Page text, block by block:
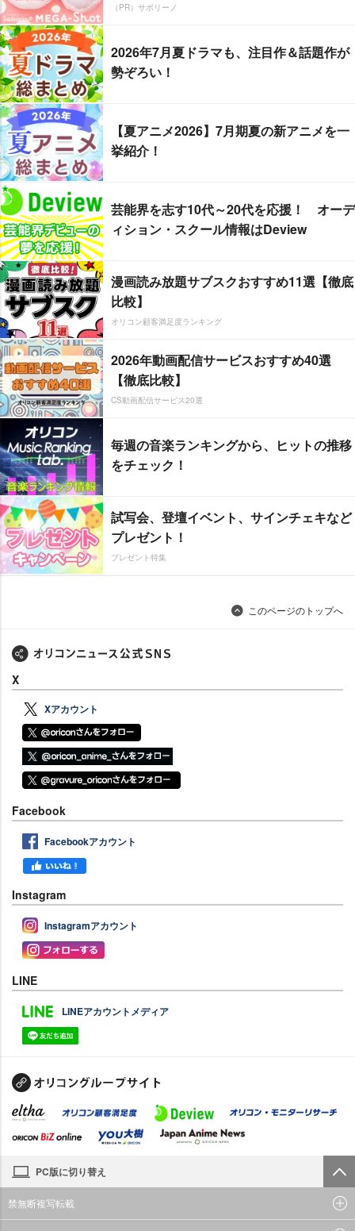
（PR）サボリーノ
2026年7月夏ドラマも、注目作＆話題作が
勢ぞろい！
【夏アニメ2026】7月期夏の新アニメを一
挙紹介！
芸能界を志す10代～20代を応援！ オーデ
ィション・スクール情報はDeview
漫画読み放題サブスクおすすめ11選【徹底
比較】
オリコン顧客満足度ランキング
2026年動画配信サービスおすすめ40選
【徹底比較】
CS動画配信サービス20選
毎週の音楽ランキングから、ヒットの推移
をチェック！
試写会、登壇イベント、サインチェキなど
プレゼント！
プレゼント特集
このページのトップへ
X
Xアカウント
Facebook
Facebookアカウント
Instagram
Instagramアカウント
LINE
LINEアカウントメディア
PC版に切り替え
禁無断複写転載